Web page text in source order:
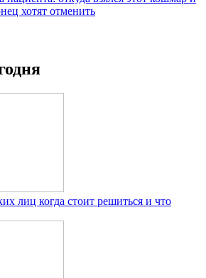
хотят отменить
лиц когда стоит решиться и что